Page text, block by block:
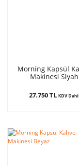
Morning Kapsül
Makinesi Siyah
27.750 TL KDV Dahil